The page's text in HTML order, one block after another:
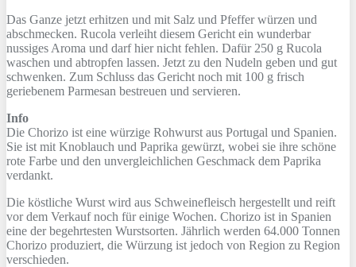
Das Ganze jetzt erhitzen und mit Salz und Pfeffer würzen und
abschmecken. Rucola verleiht diesem Gericht ein wunderbar
nussiges Aroma und darf hier nicht fehlen. Dafür 250 g Rucola
waschen und abtropfen lassen. Jetzt zu den Nudeln geben und gut
schwenken. Zum Schluss das Gericht noch mit 100 g frisch
geriebenem Parmesan bestreuen und servieren.
Info
Die Chorizo ist eine würzige Rohwurst aus Portugal und Spanien.
Sie ist mit Knoblauch und Paprika gewürzt, wobei sie ihre schöne
rote Farbe und den unvergleichlichen Geschmack dem Paprika
verdankt.
Die köstliche Wurst wird aus Schweinefleisch hergestellt und reift
vor dem Verkauf noch für einige Wochen. Chorizo ist in Spanien
eine der begehrtesten Wurstsorten. Jährlich werden 64.000 Tonnen
Chorizo produziert, die Würzung ist jedoch von Region zu Region
verschieden.